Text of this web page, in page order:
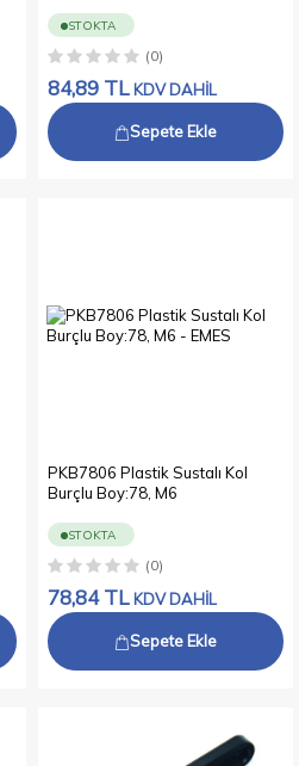
STOKTA
(0)
84,89 TL KDV DAHİL
Sepete Ekle
PKB7806 Plastik Sustalı Kol
Burçlu Boy:78, M6
STOKTA
(0)
78,84TL KDV DAHİL
Sepete Ekle